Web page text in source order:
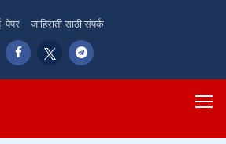
पेपर जाहिराती साठी संपर्क